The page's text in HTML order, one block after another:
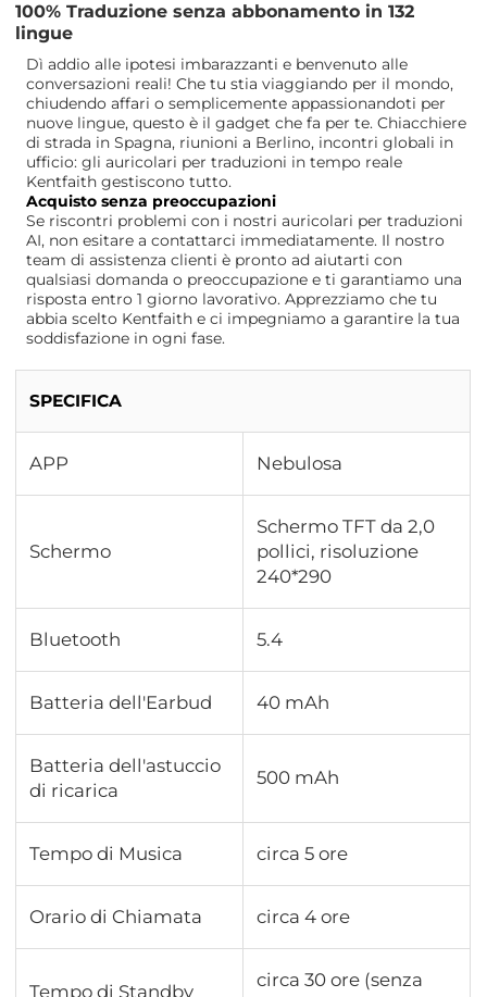
100% Traduzione senza abbonamento in 132
lingue
Dì addio alle ipotesi imbarazzanti e benvenuto alle
conversazioni reali! Che tu stia viaggiando per il mondo,
chiudendo affari o semplicemente appassionandoti per
nuove lingue, questo è il gadget che fa per te. Chiacchiere
di strada in Spagna, riunioni a Berlino, incontri globali in
ufficio: gli auricolari per traduzioni in tempo reale
Kentfaith gestiscono tutto.
Acquisto senza preoccupazioni
Se riscontri problemi con i nostri auricolari per traduzioni
AI, non esitare a contattarci immediatamente. Il nostro
team di assistenza clienti è pronto ad aiutarti con
qualsiasi domanda o preoccupazione e ti garantiamo una
risposta entro 1 giorno lavorativo. Apprezziamo che tu
abbia scelto Kentfaith e ci impegniamo a garantire la tua
soddisfazione in ogni fase.
SPECIFICA
APP Nebulosa
Schermo
Schermo TFT da 2,0
pollici, risoluzione
240*290
Bluetooth 5.4
Batteria dell'Earbud 40 mAh
Batteria dell'astuccio
di ricarica
500 mAh
Tempo di Musica circa 5 ore
Orario di Chiamata circa 4 ore
Tempo di Standby
circa 30 ore (senza